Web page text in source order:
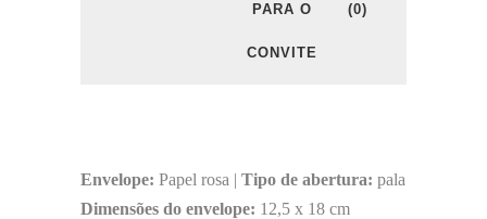
PARA O
CONVITE
(0)
Envelope: Papel rosa | Tipo de abertura: pala
Dimensões do envelope: 12,5 x 18 cm